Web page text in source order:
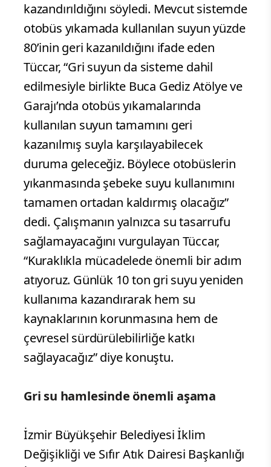
kazandırıldığını söyledi. Mevcut sistemde
otobüs yıkamada kullanılan suyun yüzde
80’inin geri kazanıldığını ifade eden
Tüccar, “Gri suyun da sisteme dahil
edilmesiyle birlikte Buca Gediz Atölye ve
Garajı’nda otobüs yıkamalarında
kullanılan suyun tamamını geri
kazanılmış suyla karşılayabilecek
duruma geleceğiz. Böylece otobüslerin
yıkanmasında şebeke suyu kullanımını
tamamen ortadan kaldırmış olacağız”
dedi. Çalışmanın yalnızca su tasarrufu
sağlamayacağını vurgulayan Tüccar,
“Kuraklıkla mücadelede önemli bir adım
atıyoruz. Günlük 10 ton gri suyu yeniden
kullanıma kazandırarak hem su
kaynaklarının korunmasına hem de
çevresel sürdürülebilirliğe katkı
sağlayacağız” diye konuştu.
Gri su hamlesinde önemli aşama
İzmir Büyükşehir Belediyesi İklim
Değişikliği ve Sıfır Atık Dairesi Başkanlığı